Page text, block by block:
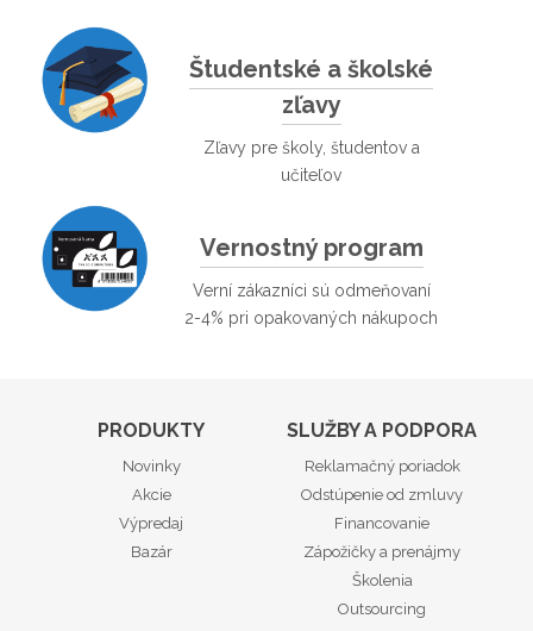
Študentské a školské
zľavy
Zľavy pre školy, študentov a
učiteľov
Vernostný program
Verní zákazníci sú odmeňovaní
2-4% pri opakovaných nákupoch
PRODUKTY
Novinky
Akcie
Výpredaj
Bazár
SLUŽBY A PODPORA
Reklamačný poriadok
Odstúpenie od zmluvy
Financovanie
Zápožičky a prenájmy
Školenia
Outsourcing